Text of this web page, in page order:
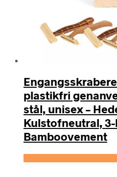
plastikfri
stål, unisex –
Kulstofneutral,
Bamboovement